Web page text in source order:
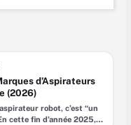
d’Aspirateurs
(2026)
robot, c’est “un
cette fin d’année 2025,